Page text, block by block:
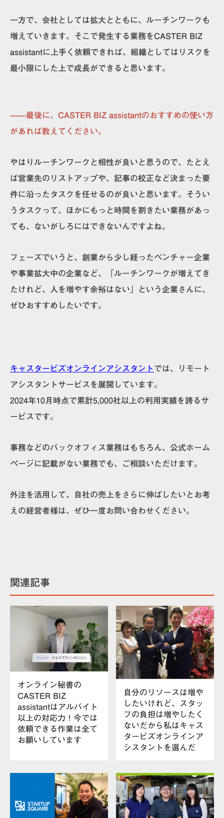
一方で、会社としては拡大とともに、ルーチンワークも
増えていきます。そこで発生する業務をCASTER BIZ
assistantに上手く依頼できれば、組織としてはリスクを
最小限にした上で成長ができると思います。
——最後に、CASTER BIZ assistantのおすすめの使い方
があれば教えてください。
やはり ルーチンワークと相性が良い と思うので、たとえ
ば営業先のリストアップや、記事の校正など決まった要
件に沿ったタスクを任せるのが良いと思います。そうい
うタスクって、ほかにもっと時間を割きたい業務があっ
ても、ないがしろにはできないんですよね。
フェーズでいうと、創業から少し経ったベンチャー企業
や事業拡大中の企業など、
「ルーチンワークが増えてき
たけれど、人を増やす余裕はない」という企業さんに、
ぜひおすすめしたいです。
キャスタービズオンラインアシスタント では、リモート
アシスタントサービスを展開しています。
2024年10月時点で累計5,000社以上の利用実績を誇るサ
ービスです。
事務などのバックオフィス業務はもちろん、公式ホーム
ページに記載がない業務でも、ご相談いただけます。
外注を活用して、自社の売上をさらに伸ばしたいとお考
えの経営者様は、ぜひ一度お問い合わせください。
関連記事
オンライン秘書の
CASTER BIZ
assistantはアルバイト
以上の対応力！今では
依頼できる作業は全て
お願いしています
自分のリソースは増や
したいけれど、スタッ
フの負担は増やしたく
ないだから私はキャス
タービズオンラインア
シスタントを選んだ